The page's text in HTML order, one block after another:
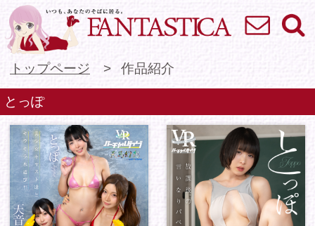
VR専門★アイド
トップページ
とっぽ